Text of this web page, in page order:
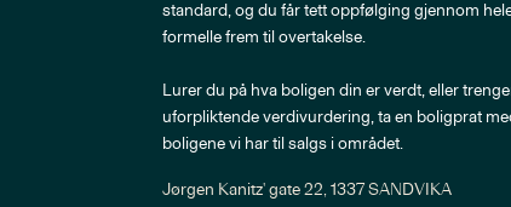
standard, og du får tett oppfølging gjennom
formelle frem til overtakelse.
Lurer du på hva boligen din er verdt, eller
uforpliktende verdivurdering, ta en boligprat
boligene vi har til salgs i området.
Jørgen Kanitz' gate 22, 1337 SANDVIKA